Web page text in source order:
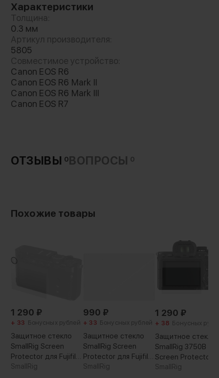
Характеристики
Толщина:
0.3 мм
Артикул производителя:
5805
Совместимое устройство:
Canon EOS R6
Canon EOS R6 Mark II
Canon EOS R6 Mark III
Canon EOS R7
ОТЗЫВЫ 0ВОПРОСЫ 0
Похожие товары
1 290 ₽
+ 33 Бонусных рублей
Защитное стекло
SmallRig Screen
Protector для Fujifilm
X-E5
SmallRig
990 ₽
+ 33 Бонусных рублей
Защитное стекло
SmallRig Screen
Protector для Fujifilm
X100VI/X100V/X-
SmallRig
1 290 ₽
+ 38 Бонусных
Защитное стекло
SmallRig 3750B
Screen Protector
Sony A7C II/A7CR/
SmallRig